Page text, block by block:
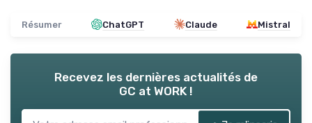
Résumer ChatGPT Claude Mistral
Recevez les dernières actualités de
GC at WORK !